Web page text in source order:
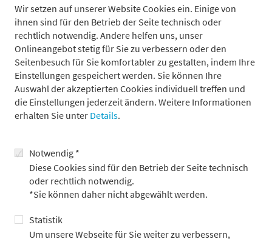
Wir setzen auf unserer Website Cookies ein. Einige von
ihnen sind für den Betrieb der Seite technisch oder
rechtlich notwendig. Andere helfen uns, unser
Onlineangebot stetig für Sie zu verbessern oder den
Seitenbesuch für Sie komfortabler zu gestalten, indem Ihre
Einstellungen gespeichert werden. Sie können Ihre
Auswahl der akzeptierten Cookies individuell treffen und
die Einstellungen jederzeit ändern. Weitere Informationen
erhalten Sie unter Details.
Notwendig *
Diese Cookies sind für den Betrieb der Seite technisch
oder rechtlich notwendig.
*Sie können daher nicht abgewählt werden.
Statistik
Um unsere Webseite für Sie weiter zu verbessern,
vor der Ankündigung eines umfassenden Konjunkturpakets. Es
ist zu vermuten, dass sich die wirtschaftliche Lage im
September weiter verschlechterte, was die Regierung
schließlich unter Druck setzte, ein großes Stimulusprogramm
zu verabschieden.
Die bisher ergriffenen Maßnahmen wurden von vielen
Beobachtern als enttäuschend bewertet. Zwar wurde die
Liquidität an den Finanzmärkten verbessert, die
Immobilien, doch greifen diese Maßnahmen bislang nicht
ausreichend. Die tieferliegenden Probleme Chinas sind
vielschichtiger: Eine schwache Binnennachfrage, das
gedämpfte Vertrauen in zukünftiges Wachstum, die Erwartung
Schuldenabbau belasten das wirtschaftliche Klima. Die Krise
am Immobilienmarkt ist nach wie vor in vollem Gange. In einem